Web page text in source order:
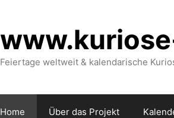
Feiertage weltweit & kalendarische
Home Über das Projekt